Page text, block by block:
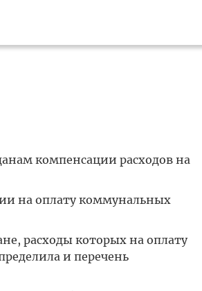
компенсации расходов на
на оплату коммунальных
расходы которых на оплату
и перечень